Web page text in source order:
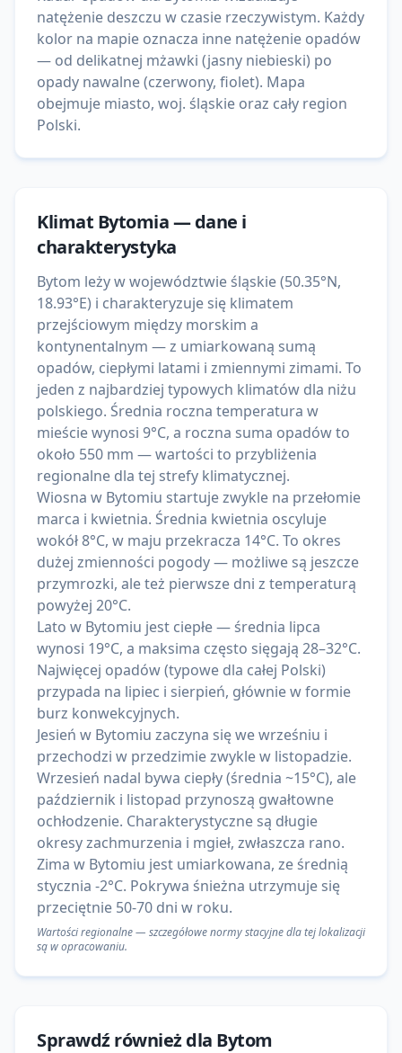
natężenie deszczu w czasie rzeczywistym. Każdy
kolor na mapie oznacza inne natężenie opadów
— od delikatnej mżawki (jasny niebieski) po
opady nawalne (czerwony, fiolet). Mapa
obejmuje miasto, woj. śląskie oraz cały region
Polski.
Klimat Bytomia— dane i
charakterystyka
Bytom leży w województwie śląskie (50.35°N,
18.93°E) i charakteryzuje się klimatem
przejściowym między morskim a
kontynentalnym — z umiarkowaną sumą
opadów, ciepłymi latami i zmiennymi zimami. To
jeden z najbardziej typowych klimatów dla niżu
polskiego. Średnia roczna temperatura w
mieście wynosi 9°C, a roczna suma opadów to
około 550 mm — wartości to przybliżenia
regionalne dla tej strefy klimatycznej.
Wiosna w Bytomiu startuje zwykle na przełomie
marca i kwietnia. Średnia kwietnia oscyluje
wokół 8°C, w maju przekracza 14°C. To okres
dużej zmienności pogody — możliwe są jeszcze
przymrozki, ale też pierwsze dni z temperaturą
powyżej 20°C.
Lato w Bytomiu jest ciepłe — średnia lipca
wynosi 19°C, a maksima często sięgają 28–32°C.
Najwięcej opadów (typowe dla całej Polski)
przypada na lipiec i sierpień, głównie w formie
burz konwekcyjnych.
Jesień w Bytomiu zaczyna się we wrześniu i
przechodzi w przedzimie zwykle w listopadzie.
Wrzesień nadal bywa ciepły (średnia ~15°C), ale
październik i listopad przynoszą gwałtowne
ochłodzenie. Charakterystyczne są długie
okresy zachmurzenia i mgieł, zwłaszcza rano.
Zima w Bytomiu jest umiarkowana, ze średnią
stycznia -2°C. Pokrywa śnieżna utrzymuje się
przeciętnie 50-70 dni w roku.
Wartości regionalne — szczegółowe normy stacyjne dla tej lokalizacji
są w opracowaniu.
Sprawdź również dla Bytom